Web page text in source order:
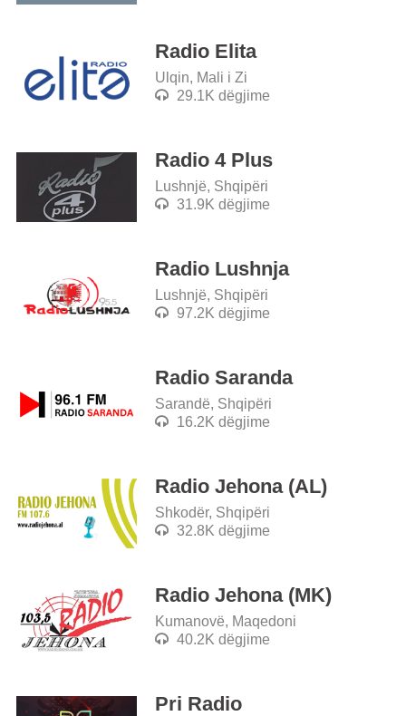
Radio Elita
Ulqin, Mali i Zi
29.1K dëgjime
Radio 4 Plus
Lushnjë, Shqipëri
31.9K dëgjime
Radio Lushnja
Lushnjë, Shqipëri
97.2K dëgjime
Radio Saranda
Sarandë, Shqipëri
16.2K dëgjime
Radio Jehona (AL)
Shkodër, Shqipëri
32.8K dëgjime
Radio Jehona (MK)
Kumanovë, Maqedoni
40.2K dëgjime
Pri Radio